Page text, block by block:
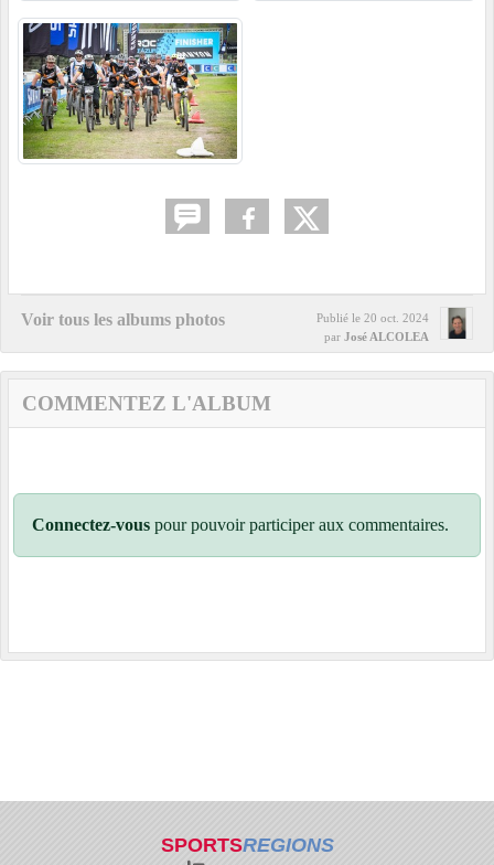
Voir tous les albums photos Publié le 20 oct. 2024
par José ALCOLEA
COMMENTEZ L'ALBUM
Connectez-vous pour pouvoir participer aux commentaires.
SPORTSREGIONS